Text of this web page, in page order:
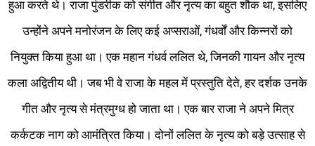
हुआ करते थे। राजा पुंडरीक को संगीत और नृत्य का बहुत शौक था, इसलिए
उन्होंने अपने मनोरंजन के लिए कई अप्सराओं, गंधर्वों और किन्नरों को
नियुक्त किया हुआ था। एक महान गंधर्व ललित थे, जिनकी गायन और नृत्य
कला अद्वितीय थी। जब भी वे राजा के महल में प्रस्तुति देते, हर दर्शक उनके
गीत और नृत्य से मंत्रमुग्ध हो जाता था। एक बार राजा ने अपने मित्र
कर्कटक नाग को आमंत्रित किया। दोनों ललित के नृत्य को बड़े उत्साह से